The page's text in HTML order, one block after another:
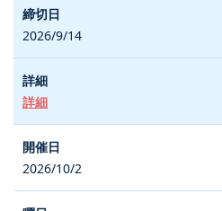
2026/9/14
詳細
2026/10/2